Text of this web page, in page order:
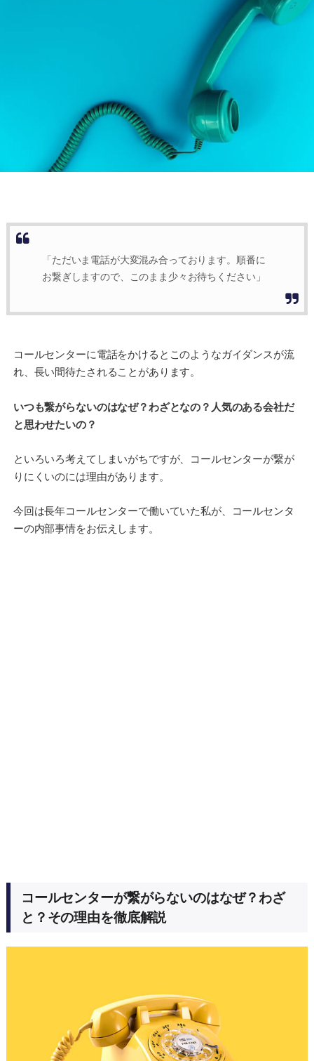
「ただいま電話が大変混み合っております。順番に
お繋ぎしますので、このまま少々お待ちください」
コールセンターに電話をかけるとこのようなガイダンスが流
れ、長い間待たされることがあります。
いつも繋がらないのはなぜ？わざとなの？人気のある会社だ
と思わせたいの？
といろいろ考えてしまいがちですが、コールセンターが繋が
りにくいのには理由があります。
今回は長年コールセンターで働いていた私が、コールセンタ
ーの内部事情をお伝えします。
コールセンターが繋がらないのはなぜ？わざ
と？その理由を徹底解説